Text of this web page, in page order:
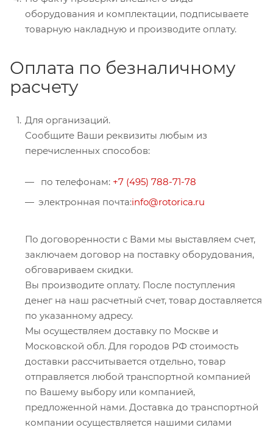
оборудования и комплектации, подписываете
товарную накладную и производите оплату.
Оплата по безналичному
расчету
Для организаций.
Сообщите Ваши реквизиты любым из
перечисленных способов:
по телефонам: +7 (495) 788-71-78
электронная почта:info@rotorica.ru
По договоренности с Вами мы выставляем счет,
заключаем договор на поставку оборудования,
обговариваем скидки.
Вы производите оплату. После поступления
денег на наш расчетный счет, товар доставляется
по указанному адресу.
Мы осуществляем доставку по Москве и
Московской обл. Для городов РФ стоимость
доставки рассчитывается отдельно, товар
отправляется любой транспортной компанией
по Вашему выбору или компанией,
предложенной нами. Доставка до транспортной
компании осуществляется нашими силами